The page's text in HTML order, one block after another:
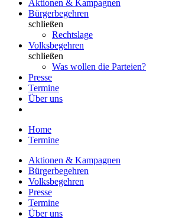
Aktionen & Kampagnen
Bürgerbegehren
schließen
Rechtslage
Volksbegehren
schließen
Was wollen die Parteien?
Presse
Termine
Über uns
Home
Termine
Aktionen & Kampagnen
Bürgerbegehren
Volksbegehren
Presse
Termine
Über uns